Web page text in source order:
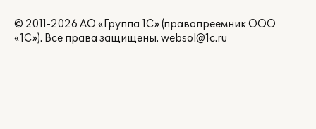
© 2011-2026 АО «Группа 1С» (правопреемник ООО
«1С»). Все права защищены. websol@1c.ru